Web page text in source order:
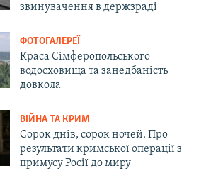
звинувачення в держзраді
ФОТОГАЛЕРЕЇ
Краса Сімферопольського
водосховища та занедбаність
довкола
ВІЙНА ТА КРИМ
Сорок днів, сорок ночей. Про
результати кримської операції з
примусу Росії до миру